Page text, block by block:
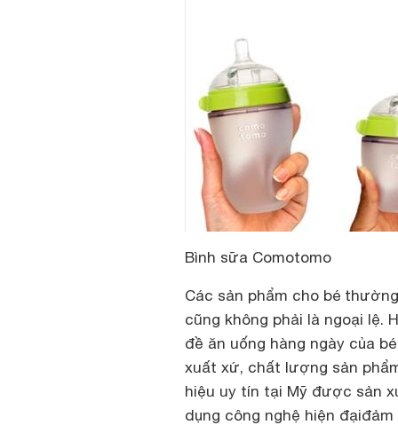
Bình sữa Comotomo
Các sản phẩm cho bé
cũng không phải là ngoại lệ.
đề ăn uống hàng ngày của
xuất xứ, chất lượng sản
hiệu uy tín tại Mỹ được sản
dụng công nghệ hiện